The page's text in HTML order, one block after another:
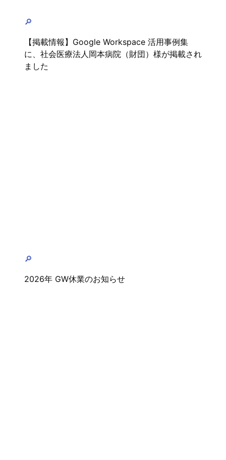
🔎
【掲載情報】Google Workspace 活用事例集
に、社会医療法人岡本病院（財団）様が掲載され
ました
🔎
2026年 GW休業のお知らせ